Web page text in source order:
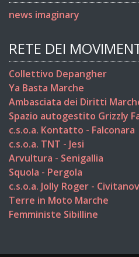
news imaginary
RETE DEI
Collettivo Depangher
Ya Basta Marche
Ambasciata dei Diritti
Spazio autogestito Grizzly
c.s.o.a. Kontatto - Falconara
c.s.o.a. TNT - Jesi
Arvultura - Senigallia
Squola - Pergola
c.s.o.a. Jolly Roger -
Terre in Moto Marche
Femministe Sibilline